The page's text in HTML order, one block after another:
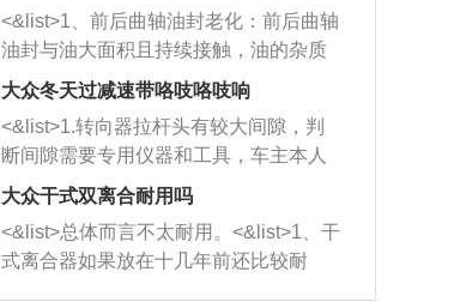
西取出来。但如果是因为积碳过多引起
的堵塞，就需要将三元催化器泡在草酸
洗剂对堵塞的情况得到解决，将清洗剂
放在燃油箱中，与燃油混合后，车辆启
动时，就可以和汽油一起进入到燃烧
室，最后形成废气排出，就可以让三元
催化器得到清洗，排气管堵塞的情况就
能够得到解决。
一圈半的练习，往右同样也要打相同的
圈数。 <&list>3、最后强调要反复练
习，这样就可以形成肌肉记忆，在真实
驾驶车辆时，不需要记忆也能打好方
向。
<&list>1、前后曲轴油封老化：前后曲轴
油封与油大面积且持续接触，油的杂质
和发动机内持续温度变化使其密封效果
逐渐减弱，导致渗油或漏油。<&list>2、
活塞间隙过大：积碳会使活塞环与缸体
的间隙扩大，导致机油流入燃烧室中，
造成烧机油。<&list>3、机油粘度。使用
机油粘度过小的话，同样会有烧机油现
象，机油粘度过小具有很好的流动性，
大众冬天过减速带咯吱咯吱响
<&list>1.转向器拉杆头有较大间隙，判
断间隙需要专用仪器和工具，车主本人
无法制作，需要将车辆送到修理厂或4s
店；<&list>2.车辆半轴套管防尘罩破
裂，破裂后会出现漏油现象，使半轴磨
损严重，磨损的半轴容易损坏，产生异
响；<&list>3.稳定器的转向胶套和球头
大众干式双离合耐用吗
<&list>总体而言不太耐用。<&list>1、干
式离合器如果放在十几年前还比较耐